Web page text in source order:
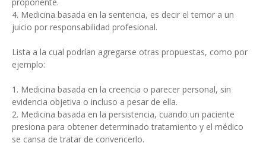
proponente.
4. Medicina basada en la sentencia, es decir el temor a un
juicio por responsabilidad profesional.
Lista a la cual podrían agregarse otras propuestas, como por
ejemplo:
1. Medicina basada en la creencia o parecer personal, sin
evidencia objetiva o incluso a pesar de ella.
2. Medicina basada en la persistencia, cuando un paciente
presiona para obtener determinado tratamiento y el médico
se cansa de tratar de convencerlo.